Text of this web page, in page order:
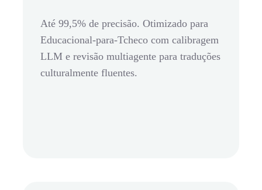
Até 99,5% de precisão. Otimizado para
Educacional-para-Tcheco com calibragem
LLM e revisão multiagente para traduções
culturalmente fluentes.